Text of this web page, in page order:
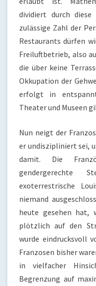
dividiert durch
zulässige Zahl der
Restaurants dürfen
Freiluftbetrieb, also
die über keine
Okkupation der
erfolgt in
Theater und Museen
Nun neigt der
er undiszipliniert sei,
damit. Die
gendergerechte
exoterrestrische
niemand
heute gesehen hat,
plötzlich auf den
wurde eindrucksvoll
Franzosen bisher
in vielfacher
Begrenzung auf